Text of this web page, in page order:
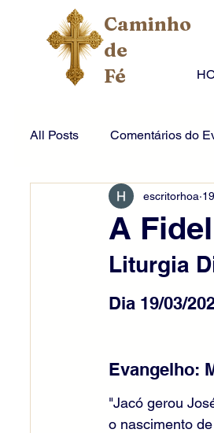
Caminho
de
Fé
All Posts Comentários do
A
escritorhoa
Liturgia
Dia 19/03/
Evangelho:
"Jacó gerou
o nascimento